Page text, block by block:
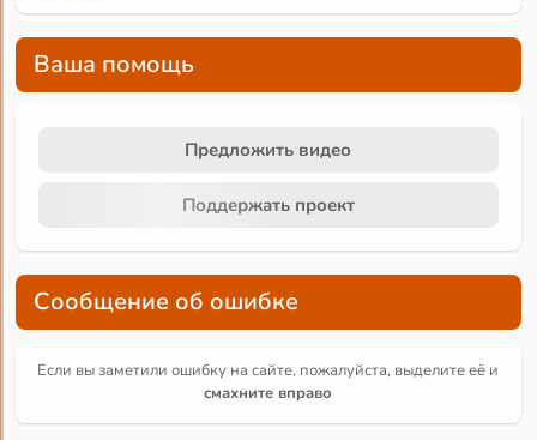
Ваша помощь
Предложить видео
Поддержать проект
Сообщение об ошибке
Если вы заметили ошибку на сайте, пожалуйста, выделите её и
смахните вправо